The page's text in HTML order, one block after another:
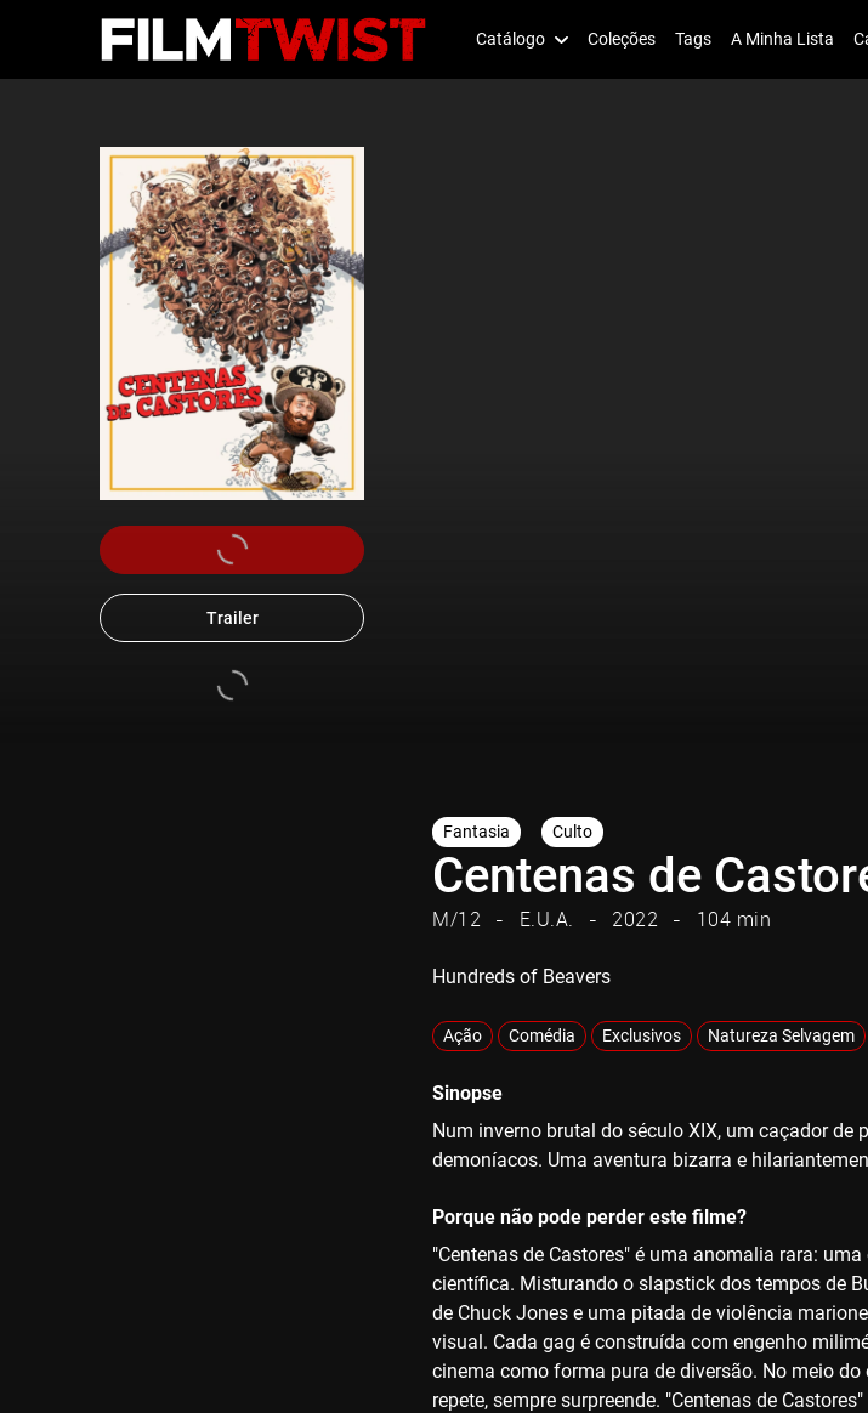
Catálogo Coleções Tags A Minha Lista
Trailer
Fantasia Culto
Centenas de
M/12 E.U.A. 2022 104 min
Hundreds of Beavers
Ação Comédia Exclusivos Natureza Selvagem
Sinopse
Num inverno brutal do século XIX, um caçador
demoníacos. Uma aventura bizarra e
Porque não pode perder este filme?
"Centenas de Castores" é uma anomalia rara:
científica. Misturando o slapstick dos tempos de
de Chuck Jones e uma pitada de violência
visual. Cada gag é construída com engenho
cinema como forma pura de diversão. No meio
repete, sempre surpreende. "Centenas de